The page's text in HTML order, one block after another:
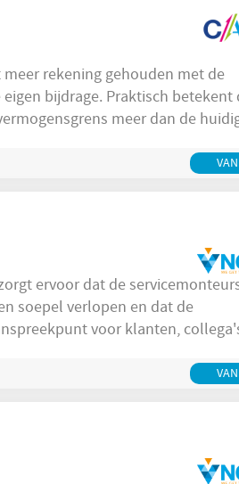
bijdrage. Praktisch betekent
meer dan de
en ministerie van VWS
ervoor dat de
soepel verlopen en dat de
voor klanten,